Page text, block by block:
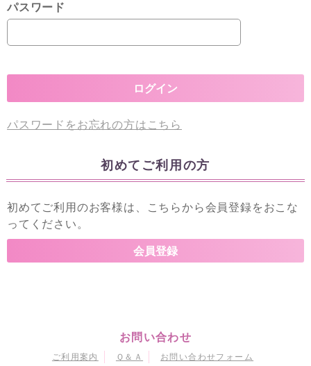
パスワード
パスワードをお忘れの方はこちら
初めてご利用の方
初めてご利用のお客様は、こちらから会員登録をおこな
ってください。
お問い合わせ
ご利用案内 Ｑ＆Ａ お問い合わせフォーム